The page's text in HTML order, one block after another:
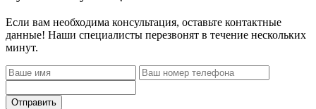
Если вам необходима консультация, оставьте контактные
данные! Наши специалисты перезвонят в течение нескольких
минут.
Отправить